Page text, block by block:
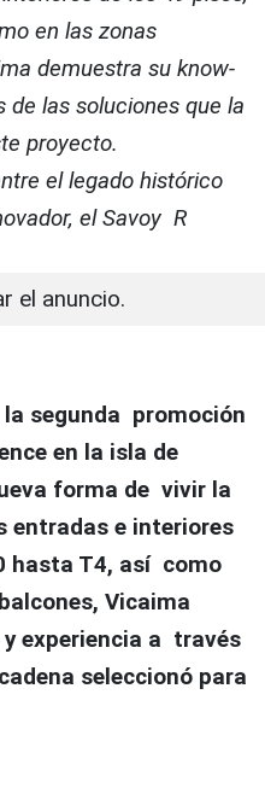
en las zonas
demuestra su know-
las soluciones que la
proyecto.
el legado histórico
el Savoy R
el anuncio.
la segunda promoción
en la isla de
forma de vivir la
entradas e interiores
hasta T4, así como
Vicaima
experiencia a través
seleccionó para